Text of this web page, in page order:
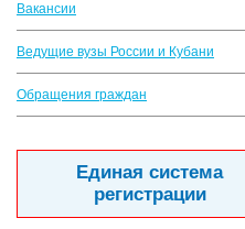
Вакансии
Ведущие вузы России и Кубани
Обращения граждан
Единая система
регистрации